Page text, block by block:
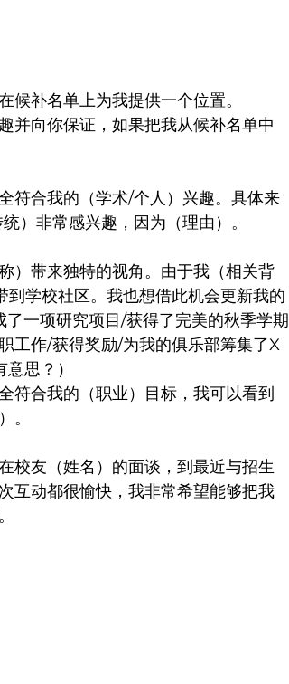
候补名单上为我提供一个位置。
并向你保证，如果把我从候补名单中
符合我的（学术/个人）兴趣。具体来
）非常感兴趣，因为（理由）。
）带来独特的视角。由于我（相关背
学校社区。我也想借此机会更新我的
一项研究项目/获得了完美的秋季学期
工作/获得奖励/为我的俱乐部筹集了X
思？）
符合我的（职业）目标，我可以看到
。
校友（姓名）的面谈，到最近与招生
互动都很愉快，我非常希望能够把我